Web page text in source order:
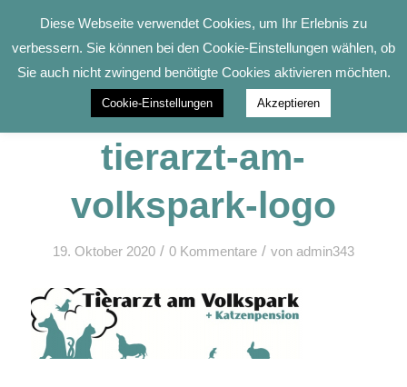
tierarzt-am-
volkspark-logo
19. Oktober 2020 / 0 Kommentare / von admin343
Diese Webseite verwendet Cookies, um Ihr Erlebnis zu
verbessern. Sie können bei den Cookie-Einstellungen wählen, ob
Sie auch nicht zwingend benötigte Cookies aktivieren möchten.
Cookie-Einstellungen Akzeptieren